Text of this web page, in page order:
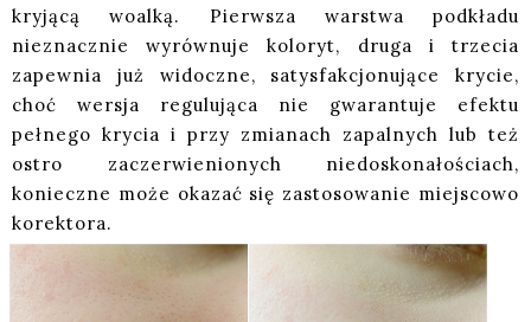
kryjącą woalką. Pierwsza warstwa podkładu
nieznacznie wyrównuje koloryt, druga i trzecia
zapewnia już widoczne, satysfakcjonujące krycie,
choć wersja regulująca nie gwarantuje efektu
pełnego krycia i przy zmianach zapalnych lub też
ostro zaczerwienionych niedoskonałościach,
konieczne może okazać się zastosowanie miejscowo
korektora.